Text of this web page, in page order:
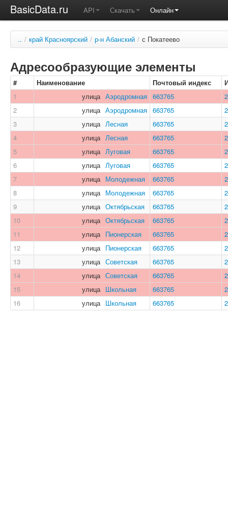
BasicData.ru API Скачать Онлайн
.. / край Красноярский / р-н Абанский / с Покатеево
Адресообразующие элементы
# Наименование Почтовый индекс
1
улица Аэродромная 663765
2
улица Аэродромная 663765
3
улица Лесная 663765
4
улица Лесная 663765
5
улица Луговая 663765
6
улица Луговая 663765
7
улица Молодежная 663765
8
улица Молодежная 663765
9
улица Октябрьская 663765
10
улица Октябрьская 663765
11
улица Пионерская 663765
12
улица Пионерская 663765
13
улица Советская 663765
14
улица Советская 663765
15
улица Школьная 663765
16
улица Школьная 663765